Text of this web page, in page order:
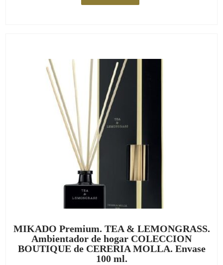
MIKADO Premium. TEA & LEMONGRASS.
Ambientador de hogar COLECCION
BOUTIQUE de CERERIA MOLLA. Envase
100 ml.